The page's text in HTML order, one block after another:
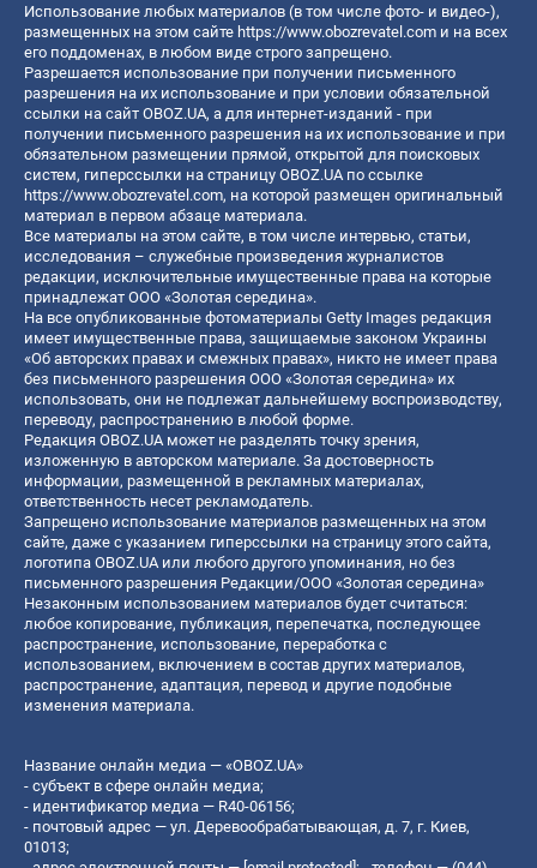
Использование любых материалов (в том числе фото- и видео-),
размещенных на этом сайте https://www.obozrevatel.com и на всех
его поддоменах, в любом виде строго запрещено.
Разрешается использование при получении письменного
разрешения на их использование и при условии обязательной
ссылки на сайт OBOZ.UA, а для интернет-изданий - при
получении письменного разрешения на их использование и при
обязательном размещении прямой, открытой для поисковых
систем, гиперссылки на страницу OBOZ.UA по ссылке
https://www.obozrevatel.com, на которой размещен оригинальный
материал в первом абзаце материала.
Все материалы на этом сайте, в том числе интервью, статьи,
исследования – служебные произведения журналистов
редакции, исключительные имущественные права на которые
принадлежат ООО «Золотая середина».
На все опубликованные фотоматериалы Getty Images редакция
имеет имущественные права, защищаемые законом Украины
«Об авторских правах и смежных правах», никто не имеет права
без письменного разрешения ООО «Золотая середина» их
использовать, они не подлежат дальнейшему воспроизводству,
переводу, распространению в любой форме.
Редакция OBOZ.UA может не разделять точку зрения,
изложенную в авторском материале. За достоверность
информации, размещенной в рекламных материалах,
ответственность несет рекламодатель.
Запрещено использование материалов размещенных на этом
сайте, даже с указанием гиперссылки на страницу этого сайта,
логотипа OBOZ.UA или любого другого упоминания, но без
письменного разрешения Редакции/ООО «Золотая середина»
Незаконным использованием материалов будет считаться:
любое копирование, публикация, перепечатка, последующее
распространение, использование, переработка с
использованием, включением в состав других материалов,
распространение, адаптация, перевод и другие подобные
изменения материала.
Название онлайн медиа — «OBOZ.UA»
- субъект в сфере онлайн медиа;
- идентификатор медиа — R40-06156;
- почтовый адрес — ул. Деревообрабатывающая, д. 7, г. Киев,
01013;